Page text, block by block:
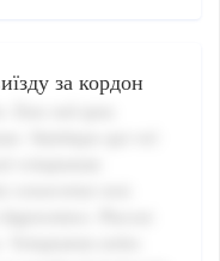
за кордон